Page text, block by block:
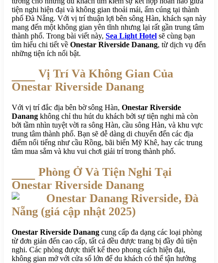
tiện nghi hiện đại và không gian thoải mái, ấm cúng tại thành
phố Đà Nẵng. Với vị trí thuận lợi bên sông Hàn, khách sạn này
mang đến một không gian yên tĩnh nhưng lại rất gần trung tâm
thành phố. Trong bài viết này, Sea Light Hotel sẽ cùng bạn
tìm hiểu chi tiết về Onestar Riverside Danang, từ dịch vụ đến
những tiện ích nổi bật.
Vị Trí Và Không Gian Của
Onestar Riverside Danang
Với vị trí đắc địa bên bờ sông Hàn, Onestar Riverside
Danang không chỉ thu hút du khách bởi sự tiện nghi mà còn
bởi tầm nhìn tuyệt vời ra sông Hàn, cầu sông Hàn, và khu vực
trung tâm thành phố. Bạn sẽ dễ dàng di chuyển đến các địa
điểm nổi tiếng như cầu Rồng, bãi biển Mỹ Khê, hay các trung
tâm mua sắm và khu vui chơi giải trí trong thành phố.
Phòng Ở Và Tiện Nghi Tại
Onestar Riverside Danang
Onestar Riverside Danang cung cấp đa dạng các loại phòng
từ đơn giản đến cao cấp, tất cả đều được trang bị đầy đủ tiện
nghi. Các phòng được thiết kế theo phong cách hiện đại,
không gian mở với cửa sổ lớn để du khách có thể tận hưởng